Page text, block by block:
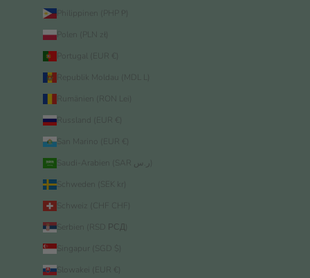
Philippinen (PHP ₱)
Polen (PLN zł)
Portugal (EUR €)
Republik Moldau (MDL L)
Rumänien (RON Lei)
Russland (EUR €)
San Marino (EUR €)
Schweden (SEK kr)
Schweiz (CHF CHF)
Serbien (RSD РСД)
Singapur (SGD $)
Slowakei (EUR €)